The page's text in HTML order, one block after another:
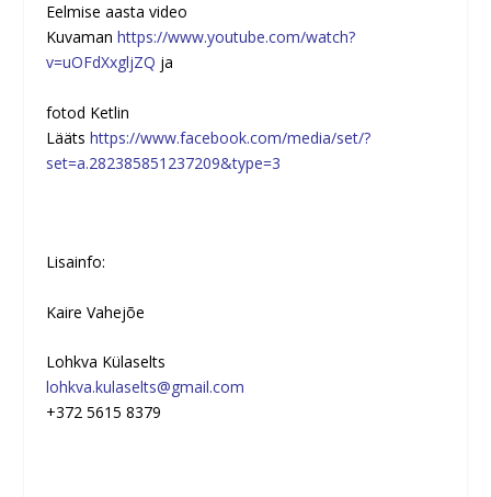
Eelmise aasta video
Kuvamanhttps://www.youtube.com/watch?
v=uOFdXxgljZQ ja
fotod Ketlin
Läätshttps://www.facebook.com/media/set/?
set=a.282385851237209&type=3
Lisainfo:
Kaire Vahejõe
Lohkva Külaselts
lohkva.kulaselts@gmail.com
+372 5615 8379